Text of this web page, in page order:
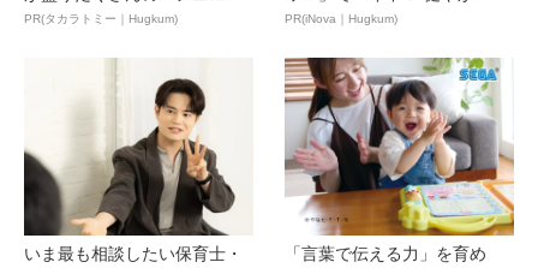
ア ...
PR(タカラトミー｜Hugkum) PR(iNova｜Hugkum)
いま最も相談したい保育士・
「言葉で伝える力」を育め